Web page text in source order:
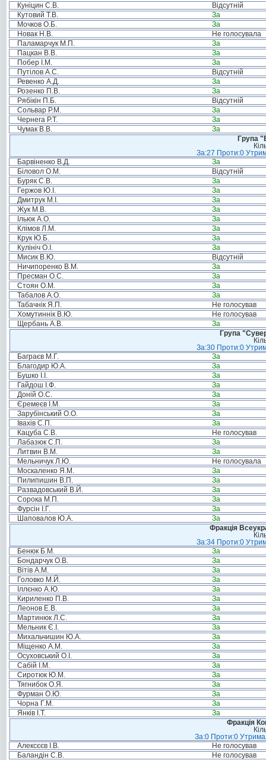
Куніцин С.В.
Відсутній
Кутовий Т.В.
За
Мочков О.Б.
За
Новак Н.В.
Не голосувала
Паламарчук М.П.
За
Пацкан В.В.
За
Побер І.М.
За
Путілов А.С.
Відсутній
Ревенко А.Д.
За
Розенко П.В.
За
Рябікін П.Б.
Відсутній
Сольвар Р.М.
За
Чернега Р.Т.
За
Чумак В.В.
За
Група
За:27 Проти:0
Барвіненко В.Д.
За
Біловол О.М.
Відсутній
Буряк С.В.
За
Гержов Ю.І.
За
Дмитрук М.І.
За
Жук М.В.
За
Ільюк А.О.
За
Клімов Л.М.
За
Крук Ю.Б.
За
Кулініч О.І.
За
Мисик В.Ю.
Відсутній
Ничипоренко В.М.
За
Пресман О.С.
За
Стоян О.М.
За
Табалов А.О.
За
Табачнік Я.П.
Не голосував
Хомутиннік В.Ю.
Не голосував
Щербань А.В.
За
Група
За:30 Проти:0
Баграєв М.Г.
За
Благодир Ю.А.
За
Бушко І.І.
За
Гайдош І.Ф.
За
Доній О.С.
За
Єремеєв І.М.
За
Зарубінський О.О.
За
Івахів С.П.
За
Кацуба С.В.
Не голосував
Лабазюк С.П.
За
Литвин В.М.
За
Мельничук Л.Ю.
Не голосувала
Москаленко Я.М.
За
Пилипишин В.П.
За
Развадовський В.Й.
За
Сорока М.П.
За
Фурсін І.Г.
За
Шаповалов Ю.А.
За
Фракція
За:34 Проти:0
Бенюк Б.М.
За
Бондарчук О.В.
За
Вітів А.М.
За
Головко М.Й.
За
Іллєнко А.Ю.
За
Кириленко П.В.
За
Леонов Е.В.
За
Мартинюк Л.С.
За
Мельник Є.І.
За
Михальчишин Ю.А.
За
Міщенко А.М.
За
Осуховський О.І.
За
Сабій І.М.
За
Сиротюк Ю.М.
За
Тягнибок О.Я.
За
Фурман О.Ю.
За
Чорна Г.М.
За
Янків І.Т.
За
Фракція
За:0 Проти:0
Алексєєв І.В.
Не голосував
Баландін С.В.
Не голосував